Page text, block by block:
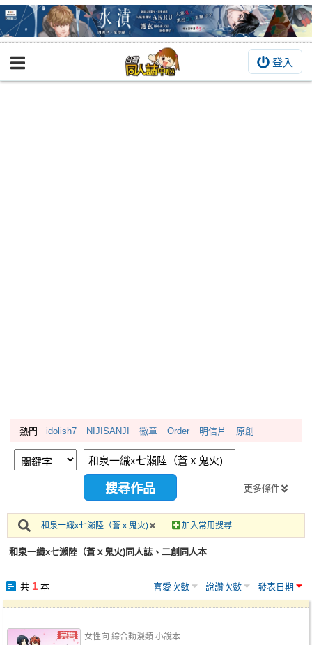
登入
BOOKY書集倉庫
繪圖藝廊
交流中心
攤位轉讓區
會員中心
註冊會員
熱門 idolish7 NIJISANJI 徽章 Order 明信片 原創
更多條件
和泉一織x七瀨陸（蒼ｘ鬼火) 加入常用搜尋
和泉一織x七瀨陸（蒼ｘ鬼火)同人誌、二創同人本
共 1本 喜愛次數 說讚次數 發表日期
女性向 綜合動漫類 小說本